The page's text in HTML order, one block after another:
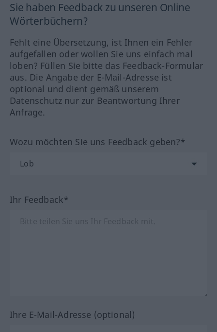
Sie haben Feedback zu unseren Online
Wörterbüchern?
Fehlt eine Übersetzung, ist Ihnen ein Fehler
aufgefallen oder wollen Sie uns einfach mal
loben? Füllen Sie bitte das Feedback-Formular
aus. Die Angabe der E-Mail-Adresse ist
optional und dient gemäß unserem
Datenschutz nur zur Beantwortung Ihrer
Anfrage.
Wozu möchten Sie uns Feedback geben?*
Ihr Feedback*
Ihre E-Mail-Adresse (optional)